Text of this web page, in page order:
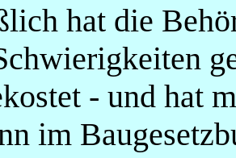
hat die
- und hat
im